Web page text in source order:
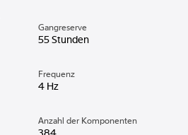
Gangreserve
55 Stunden
Frequenz
4 Hz
Anzahl der Komponenten